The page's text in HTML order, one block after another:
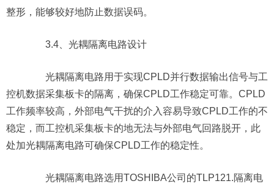
整形，能够较好地防止数据误码。
3.4、光耦隔离电路设计
光耦隔离电路用于实现CPLD并行数据输出信号与工
控机数据采集板卡的隔离，确保CPLD工作稳定可靠。CPLD
工作频率较高，外部电气干扰的介入容易导致CPLD工作的不
稳定，而工控机采集板卡的地无法与外部电气回路脱开，此
处加光耦隔离电路可确保CPLD工作的稳定性。
光耦隔离电路选用TOSHIBA公司的TLP121.隔离电